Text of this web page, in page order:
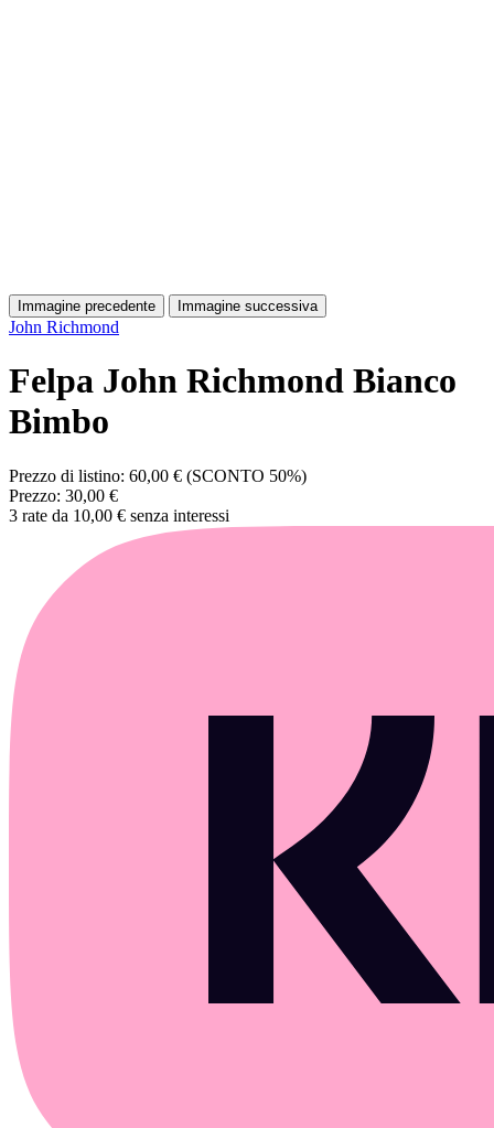
Immagine precedente Immagine successiva
John Richmond
Felpa John Richmond Bianco
Bimbo
Prezzo di listino: 60,00 € (SCONTO 50%)
Prezzo: 30,00 €
3 rate da 10,00 € senza interessi